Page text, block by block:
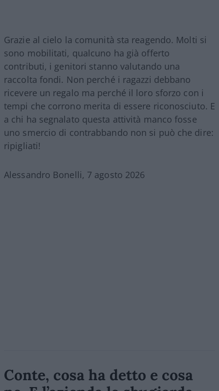
Grazie al cielo la comunità sta reagendo. Molti si
sono mobilitati, qualcuno ha già offerto
contributi, i genitori stanno valutando una
raccolta fondi. Non perché i ragazzi debbano
ricevere un regalo ma perché il loro sforzo con i
tempi che corrono merita di essere riconosciuto. E
a chi ha segnalato questa attività manco fosse
uno smercio di contrabbando non si può che dire:
ripigliati!
Alessandro Bonelli, 7 agosto 2026
Conte, cosa ha detto e cosa